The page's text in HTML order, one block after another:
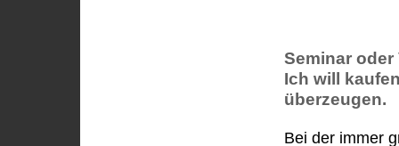
Seminar oder
Ich will
überzeugen.
Bei der immer